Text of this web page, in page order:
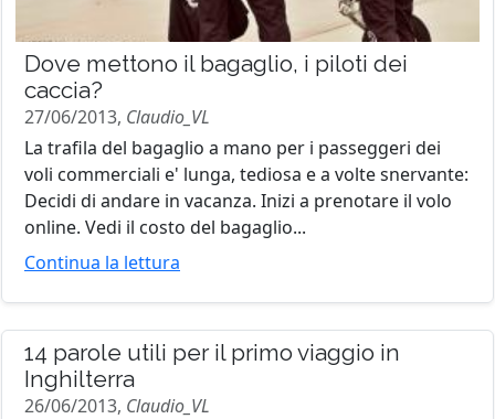
Dove mettono il bagaglio, i piloti dei
caccia?
27/06/2013, Claudio_VL
La trafila del bagaglio a mano per i passeggeri dei
voli commerciali e' lunga, tediosa e a volte snervante:
Decidi di andare in vacanza. Inizi a prenotare il volo
online. Vedi il costo del bagaglio...
Continua la lettura
14 parole utili per il primo viaggio in
Inghilterra
26/06/2013, Claudio_VL